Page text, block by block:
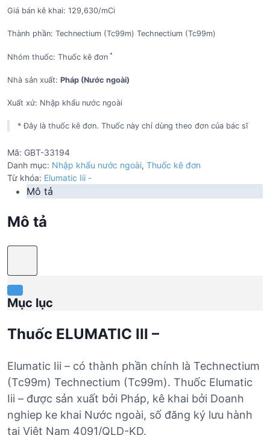
Giá bán kê khai: 129,630/mCi
Thành phần: Technectium (Tc99m) Technectium (Tc99m)
Nhóm thuốc: Thuốc kê đơn *
Nhà sản xuất: Pháp (Nước ngoài)
Xuất xứ: Nhập khẩu nước ngoài
* Đây là thuốc kê đơn. Thuốc này chỉ dùng theo đơn của bác sĩ
Mã: GBT-33194
Danh mục: Nhập khẩu nước ngoài, Thuốc kê đơn
Từ khóa: Elumatic Iii -
Mô tả
Mô tả
Mục lục
Thuốc ELUMATIC III –
Elumatic Iii – có thành phần chính là Technectium
(Tc99m) Technectium (Tc99m). Thuốc Elumatic
Iii – được sản xuất bởi Pháp, kê khai bởi Doanh
nghiep ke khai Nước ngoài, số đăng ký lưu hành
tại Việt Nam 4091/QLD-KD.